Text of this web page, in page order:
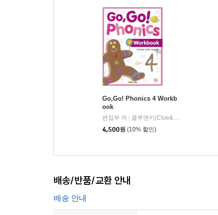
Go,Go! Phonics 4 Workb
ook
편집부 저
클루앤키(Clue&Key)
4,500원 (10% 할인)
배송/반품/교환 안내
배송 안내